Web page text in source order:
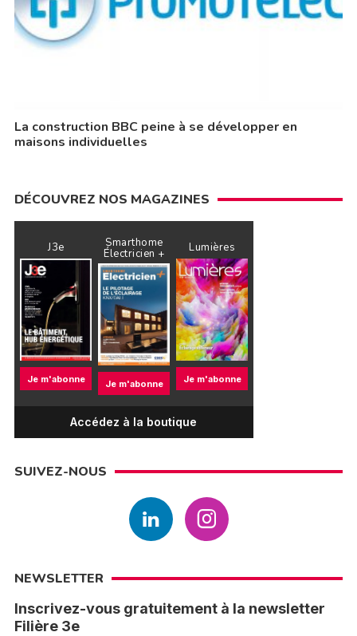
La construction BBC peine à se développer en
maisons individuelles
DÉCOUVREZ NOS MAGAZINES
J3e
Je m'abonne
Smarthome
Électricien +
Je m'abonne
Lumières
Je m'abonne
Accédez à la boutique
SUIVEZ-NOUS
NEWSLETTER
Inscrivez-vous gratuitement à la newsletter
Filière 3e